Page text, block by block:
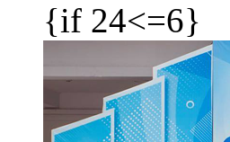
{if 24<=6}